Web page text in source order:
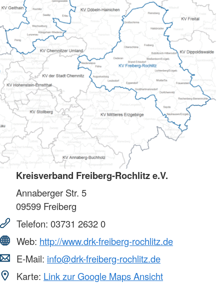
Kreisverband Freiberg-Rochlitz e.V.
Annaberger Str. 5
09599 Freiberg
Telefon: 03731 2632 0
Web: http://www.drk-freiberg-rochlitz.de
E-Mail: info@drk-freiberg-rochlitz.de
Karte: Link zur Google Maps Ansicht